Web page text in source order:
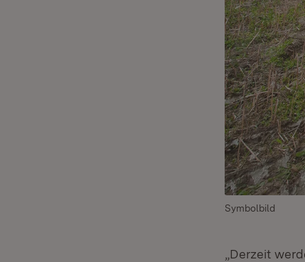
Symbolbild
„Derzeit